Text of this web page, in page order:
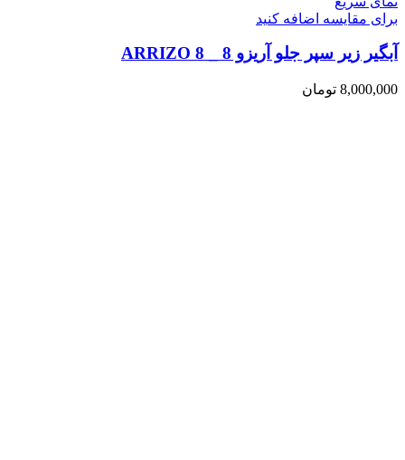
برای مقایسه اضافه کنید
آبگیر زیر سپر جلو آریزو 8 _ ARRIZO 8
8,000,000 تومان